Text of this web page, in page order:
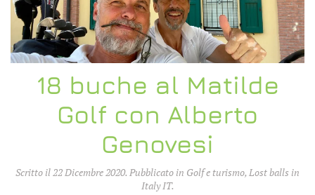
18 buche al Matilde
Golf con Alberto
Genovesi
Scritto il22 Dicembre 2020. Pubblicato in Golf e turismo,Lost balls in
Italy IT.